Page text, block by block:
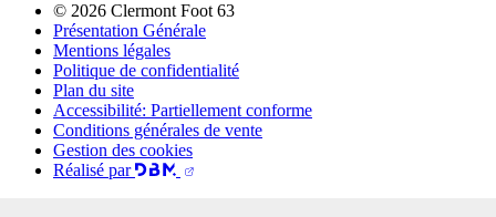
© 2026 Clermont Foot 63
Présentation Générale
Mentions légales
Politique de confidentialité
Plan du site
Accessibilité: Partiellement conforme
Conditions générales de vente
Gestion des cookies
Réalisé par